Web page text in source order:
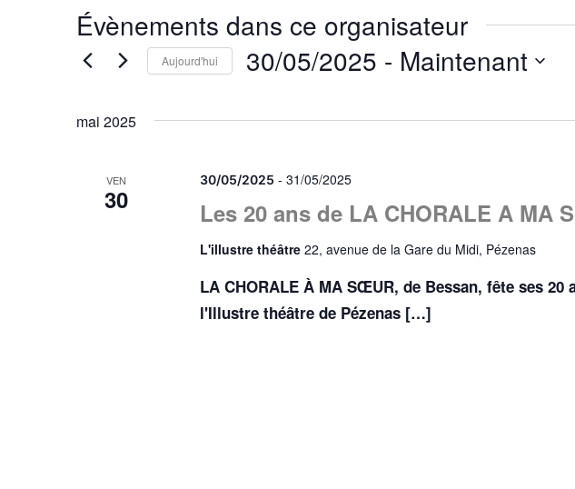
Évènements dans ce organisateur
Aujourd'hui 30/05/2025 - Maintenant
une
mai 2025
VEN
30 Les 20 ans de LA CHORALE A MA
30/05/2025 - 31/05/2025
L'illustre théâtre 22, avenue de la Gare du Midi, Pézenas
LA CHORALE À MA SŒUR, de Bessan, fête ses 20
l'Illustre théâtre de Pézenas […]